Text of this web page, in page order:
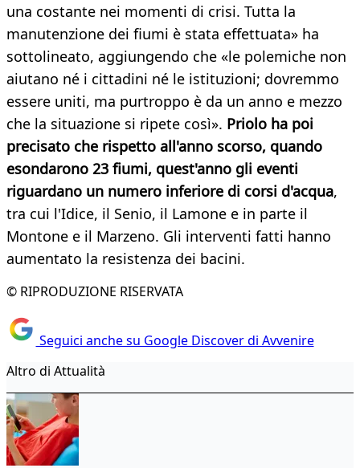
una costante nei momenti di crisi. Tutta la
manutenzione dei fiumi è stata effettuata» ha
sottolineato, aggiungendo che «le polemiche non
aiutano né i cittadini né le istituzioni; dovremmo
essere uniti, ma purtroppo è da un anno e mezzo
che la situazione si ripete così». Priolo ha poi
precisato che rispetto all'anno scorso, quando
esondarono 23 fiumi, quest'anno gli eventi
riguardano un numero inferiore di corsi d'acqua,
tra cui l'Idice, il Senio, il Lamone e in parte il
Montone e il Marzeno. Gli interventi fatti hanno
aumentato la resistenza dei bacini.
© RIPRODUZIONE RISERVATA
Seguici anche su Google Discover di Avvenire
Altro di Attualità